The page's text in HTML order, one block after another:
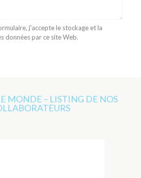
j'accepte le stockage et la
données par ce site Web.
MONDE – LISTING DE NOS